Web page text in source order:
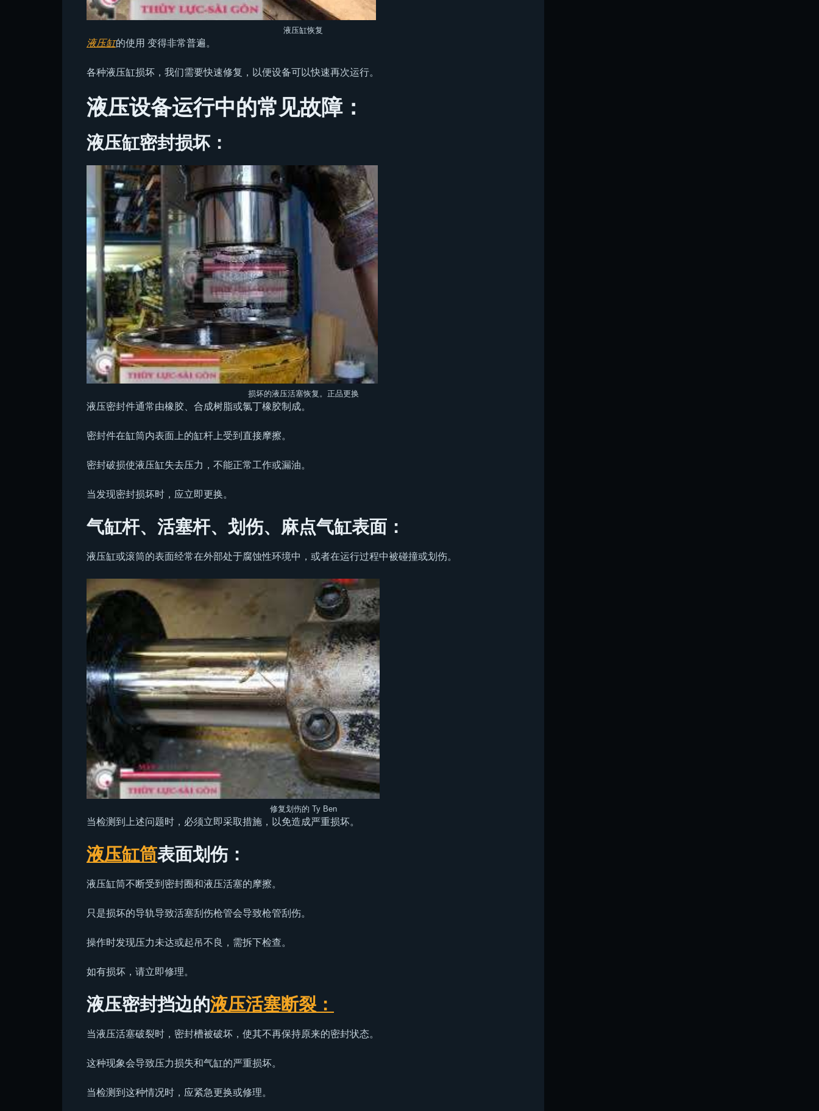
液压缸恢复
液压缸的使用 变得非常普遍。
各种液压缸损坏，我们需要快速修复，以便设备可以快速再次运行。
液压设备运行中的常见故障：
液压缸密封损坏：
损坏的液压活塞恢复。正品更换
液压密封件通常由橡胶、合成树脂或氯丁橡胶制成。
密封件在缸筒内表面上的缸杆上受到直接摩擦。
密封破损使液压缸失去压力，不能正常工作或漏油。
当发现密封损坏时，应立即更换。
气缸杆、活塞杆、划伤、麻点气缸表面：
液压缸或滚筒的表面经常在外部处于腐蚀性环境中，或者在运行过程中被碰撞或划伤。
修复划伤的 Ty Ben
当检测到上述问题时，必须立即采取措施，以免造成严重损坏。
液压缸筒表面划伤：
液压缸筒不断受到密封圈和液压活塞的摩擦。
只是损坏的导轨导致活塞刮伤枪管会导致枪管刮伤。
操作时发现压力未达或起吊不良，需拆下检查。
如有损坏，请立即修理。
液压密封挡边的液压活塞断裂：
当液压活塞破裂时，密封槽被破坏，使其不再保持原来的密封状态。
这种现象会导致压力损失和气缸的严重损坏。
当检测到这种情况时，应紧急更换或修理。